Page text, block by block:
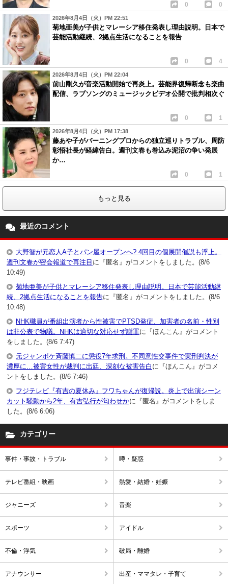
0 0
2026年8月4日（火）PM 22:51
菊地亜美が子供とマレーシア移住発表し理由説明。日本で
芸能活動継続、2拠点生活になることを報告
0 4
2026年8月4日（火）PM 22:04
前山剛久が音楽活動開始で再炎上。芸能界復帰断念も楽曲
配信、ラブソングのミュージックビデオ公開で批判相次ぐ
0 1
2026年8月4日（火）PM 17:38
藤あや子がバーニングプロからの独立巡りトラブル、周防
彰悟社長が経緯告白。週刊文春も巻込み泥沼の争い発展
か…
0 1
もっと見る
最近のコメント
大野智が元恋人A子とパン屋オープンへ? 4回目の個展開催説も浮上。
週刊文春が密会報道で再注目 に『匿名』がコメントをしました。(8/6
10:49)
菊地亜美が子供とマレーシア移住発表し理由説明。日本で芸能活動継
続、2拠点生活になることを報告に『匿名』がコメントをしました。(8/6
10:48)
NHK職員が番組出演者から性被害でPTSD発症、加害者の名前・性別
は非公表で物議。NHKは適切な対応せず謝罪に『ほんこん』がコメント
をしました。(8/6 7:47)
元ジャンポケ斉藤慎二に懲役7年求刑。不同意性交事件で実刑判決が
濃厚に…被害女性が裁判に出廷、深刻な被害告白 に『ほんこん』がコメ
ントをしました。(8/6 7:46)
フジテレビ『有吉の夏休み』フワちゃんが復帰説。炎上で出演シーン
カット騒動から2年、有吉弘行が匂わせかに『匿名』がコメントをしま
した。(8/6 6:06)
カテゴリー
事件・事故・トラブル 噂・疑惑
テレビ番組・映画 熱愛・結婚・妊娠
ジャニーズ 音楽
スポーツ アイドル
不倫・浮気 破局・離婚
アナウンサー 出産・ママタレ・子育て